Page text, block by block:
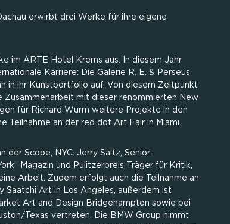
erwirbt drei Werke für ihre eigene
im ARTE Hotel Krems aus. In diesem Jahr
Karriere: Die Galerie R. E. & Perseus
in ihr Kunstportfolio auf. Von diesem Zeitpunkt
Zusammenarbeit mit dieser renommierten New
für Richard Wurm weitere Projekte in den
Teilnahme an der red dot Art Fair in Miami.
der Scope, NYC. Jerry Saltz, Senior-
Magazin und Pulitzerpreis Träger für Kritik,
Arbeit. Zudem erfolgt auch die Teilnahme an
Saatchi Art in Los Angeles, außerdem ist
Art and Design Bridgehampton sowie bei
Texas vertreten. Die BMW Group nimmt